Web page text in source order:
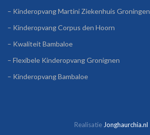
– Kinderopvang Martini Ziekenhuis Groningen
– Kinderopvang Corpus den Hoorn
– Kwaliteit Bambaloe
– Flexibele Kinderopvang Gronignen
– Kinderopvang Bambaloe
Realisatie Jonghaurchia.nl